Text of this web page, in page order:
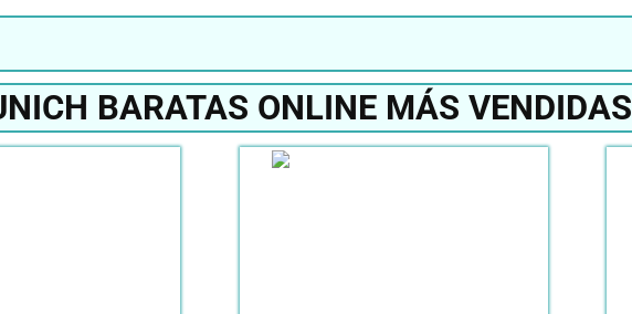
BARATAS ONLINE MÁS VENDIDAS